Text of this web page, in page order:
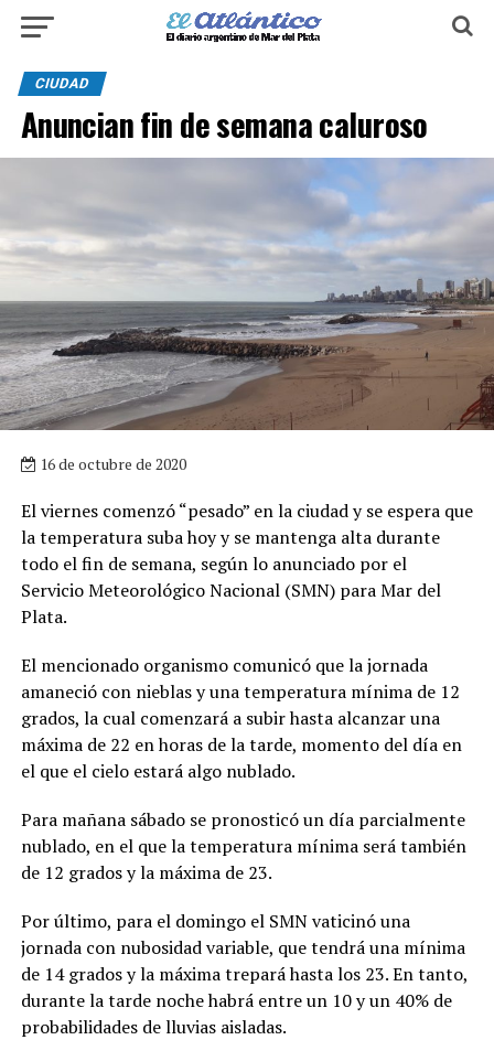
CIUDAD
Anuncian fin de semana caluroso
16 de octubre de 2020
El viernes comenzó “pesado” en la ciudad y se espera que
la temperatura suba hoy y se mantenga alta durante
todo el fin de semana, según lo anunciado por el
Servicio Meteorológico Nacional (SMN) para Mar del
Plata.
El mencionado organismo comunicó que la jornada
amaneció con nieblas y una temperatura mínima de 12
grados, la cual comenzará a subir hasta alcanzar una
máxima de 22 en horas de la tarde, momento del día en
el que el cielo estará algo nublado.
Para mañana sábado se pronosticó un día parcialmente
nublado, en el que la temperatura mínima será también
de 12 grados y la máxima de 23.
Por último, para el domingo el SMN vaticinó una
jornada con nubosidad variable, que tendrá una mínima
de 14 grados y la máxima trepará hasta los 23. En tanto,
durante la tarde noche habrá entre un 10 y un 40% de
probabilidades de lluvias aisladas.